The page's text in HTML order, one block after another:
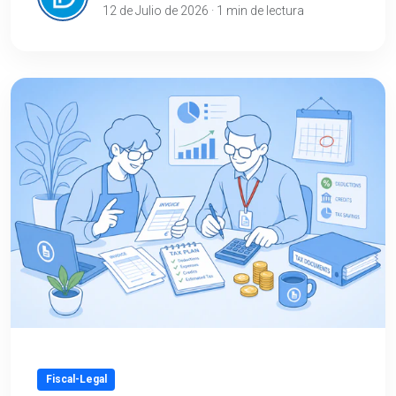
12 de Julio de 2026 · 1 min de lectura
Fiscal-Legal